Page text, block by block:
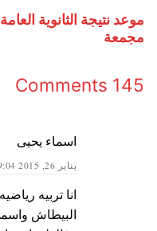
مجمعة
145 Comments
اسماء يحيى
يناير 26, 2015 AT 9:04 م
انا تربيه
البيطاش